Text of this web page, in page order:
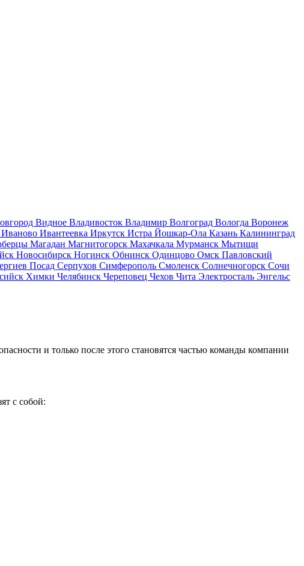
Видное Владивосток Владимир Волгоград Вологда Воронеж
Иваново Ивантеевка Иркутск Истра Йошкар-Ола Казань Калининград
Магадан Магнитогорск Махачкала Мурманск Мытищи
Новосибирск Ногинск Обнинск Одинцово Омск Павловский
Посад Серпухов Симферополь Смоленск Солнечногорск Сочи
Химки Челябинск Череповец Чехов Чита Электросталь Энгельс
и только после этого становятся частью команды компании
с собой: